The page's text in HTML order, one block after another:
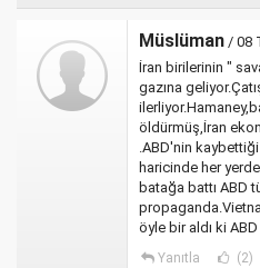
Müslüman / 08
İran birilerinin "
gazına
öldürmüş,İran
.ABD'nin
haricinde her
batağa battı ABD
öyle bir aldı ki ABD
Yanıtla (2)